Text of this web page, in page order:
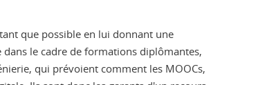
que possible en lui donnant une
le cadre de formations diplômantes,
qui prévoient comment les MOOCs,